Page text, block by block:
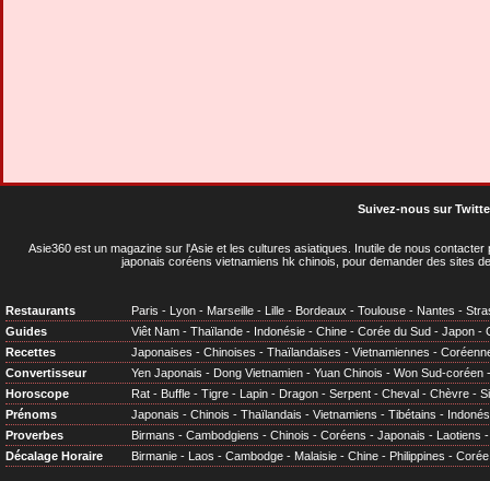
Suivez-nous sur
Asie360 est un magazine sur l'Asie et les cultures asiatiques . Inutile de nous
japonais coréens vietnamiens hk chinois, pour demander des sites
Restaurants Paris - Lyon - Marseille - Lille - Bordeaux - Toulouse - Nantes -
Guides
Viêt Nam - Thaïlande - Indonésie - Chine - Corée du Sud - Japon -
Recettes
Japonaises - Chinoises - Thaïlandaises - Vietnamiennes -
Convertisseur
Yen Japonais - Dong Vietnamien - Yuan Chinois - Won Sud-coréen
Horoscope
Rat - Buffle - Tigre - Lapin - Dragon - Serpent - Cheval - Chèvre -
Prénoms
Japonais - Chinois - Thaïlandais - Vietnamiens - Tibétains -
Proverbes
Birmans - Cambodgiens - Chinois - Coréens - Japonais - Laotiens
Décalage Horaire
Birmanie - Laos - Cambodge - Malaisie - Chine - Philippines - Corée